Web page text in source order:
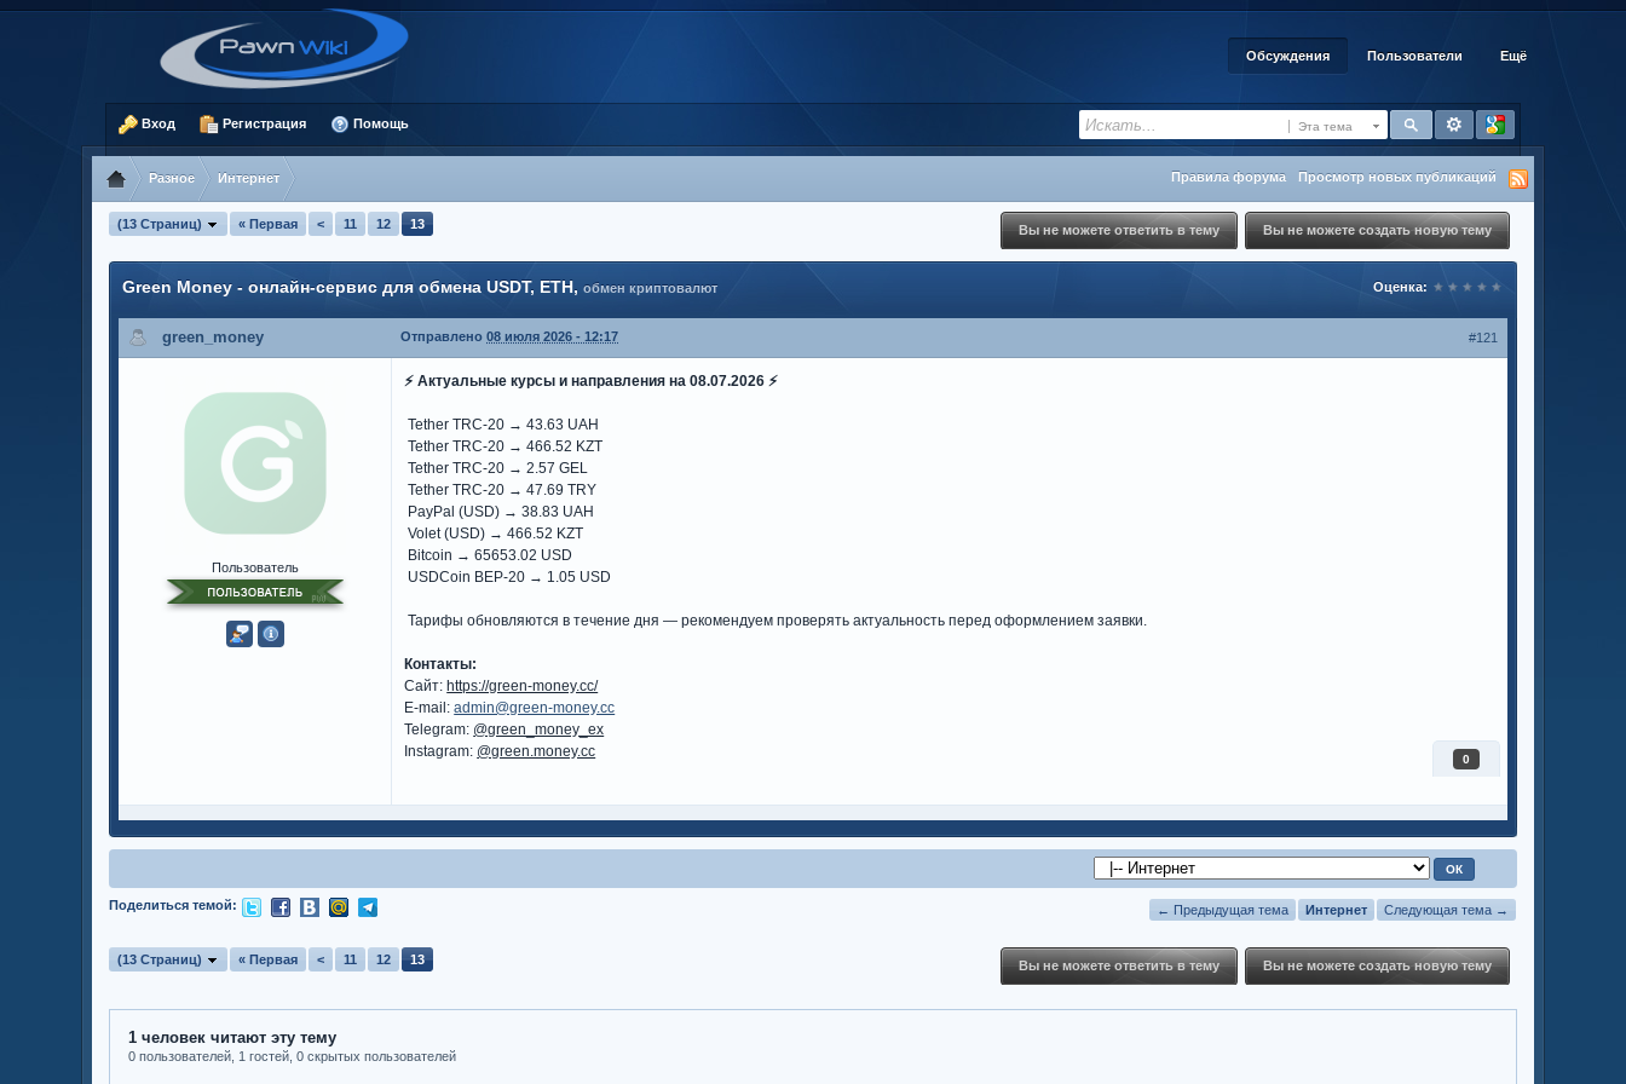
Обсуждения Пользователи Ещё
Эта тема
Вход Регистрация Помощь
Разное Интернет Правила форума Просмотр новых публикаций
(13 Страниц) « Первая < 11 12 13 Вы не можете создать новую тему
Вы не можете ответить в тему
Green Money - онлайн-сервис для обмена USDT, ETH,обмен криптовалют Оценка:
#121
green_money Отправлено08 июля 2026 - 12:17
Пользователь
⚡️ Актуальные курсы и направления на 08.07.2026 ⚡️
Tether TRC-20 → 43.63 UAH
Tether TRC-20 → 466.52 KZT
Tether TRC-20 → 2.57 GEL
Tether TRC-20 → 47.69 TRY
PayPal (USD) → 38.83 UAH
Volet (USD) → 466.52 KZT
Bitcoin → 65653.02 USD
USDCoin BEP-20 → 1.05 USD
Тарифы обновляются в течение дня — рекомендуем проверять актуальность перед оформлением заявки.
Контакты:
Сайт:https://green-money.cc/
E-mail:admin@green-money.cc
Telegram: @green_money_ex
Instagram: @green.money.cc 0
← Предыдущая тема Интернет Следующая тема →
Поделиться темой:
(13 Страниц) « Первая < 11 12 13 Вы не можете создать новую тему
Вы не можете ответить в тему
1 человек читают эту тему
0 пользователей, 1 гостей, 0 скрытых пользователей